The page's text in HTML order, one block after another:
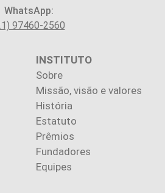
WhatsApp:
97460-2560
INSTITUTO
Sobre
Missão, visão e valores
História
Estatuto
Prêmios
Fundadores
Equipes